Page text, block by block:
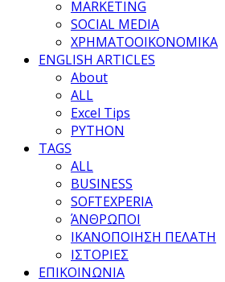
MARKETING
SOCIAL MEDIA
ΧΡΗΜΑΤΟΟΙΚΟΝΟΜΙΚΑ
ENGLISH ARTICLES
About
ALL
Excel Tips
PYTHON
TAGS
ALL
BUSINESS
SOFTEXPERIA
ΆΝΘΡΩΠΟΙ
ΙΚΑΝΟΠΟΙΗΣΗ ΠΕΛΑΤΗ
ΙΣΤΟΡΙΕΣ
ΕΠΙΚΟΙΝΩΝΙΑ